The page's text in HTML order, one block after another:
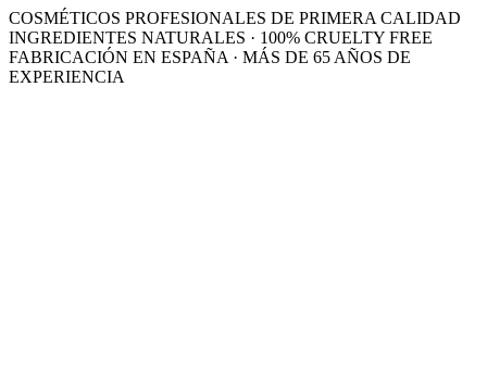
COSMÉTICOS PROFESIONALES DE PRIMERA CALIDAD
INGREDIENTES NATURALES · 100% CRUELTY FREE
FABRICACIÓN EN ESPAÑA · MÁS DE 65 AÑOS DE
EXPERIENCIA